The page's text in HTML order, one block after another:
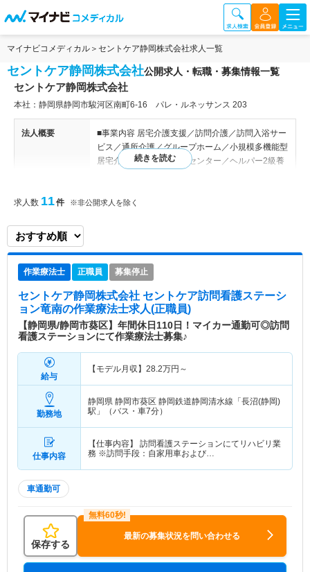
マイナビコメディカル セントケア静岡株式会社求人一覧
セントケア静岡株式会社公開求人・転職・募集情報一覧
セントケア静岡株式会社
本社：静岡県静岡市駿河区南町6-16 パレ・ルネッサンス 203
法人概要
■事業内容 居宅介護支援／訪問介護／訪問入浴サー
ビス／通所介護／グループホーム／小規模多機能型
居宅介護／地域包括支援センター／ヘルパー2級養
特色
全国で訪問介護・訪問看護・小規模多機能・グル－
求人数 11件 ※非公開求人を除く
作業療法士 正職員 募集停止
セントケア静岡株式会社 セントケア訪問看護ステーシ
ョン竜南の作業療法士求人(正職員)
【静岡県/静岡市葵区】年間休日110日！マイカー通勤可◎訪問
看護ステーションにて作業療法士募集♪
給与
【モデル月収】 28.2万円～
勤務地
静岡県 静岡市葵区 静岡鉄道静岡清水線「長沼(静岡)
駅」（バス・車7分）
仕事内容
【仕事内容】 訪問看護ステーションにてリハビリ業
務 ※訪問手段：自家用車および…
車通勤可
保存する
最新の募集状況を問い合わせる